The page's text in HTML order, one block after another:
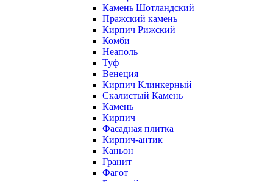
Камень Шотландский
Пражский камень
Кирпич Рижский
Комби
Неаполь
Туф
Венеция
Кирпич Клинкерный
Скалистый Камень
Камень
Кирпич
Фасадная плитка
Кирпич-антик
Каньон
Гранит
Фагот